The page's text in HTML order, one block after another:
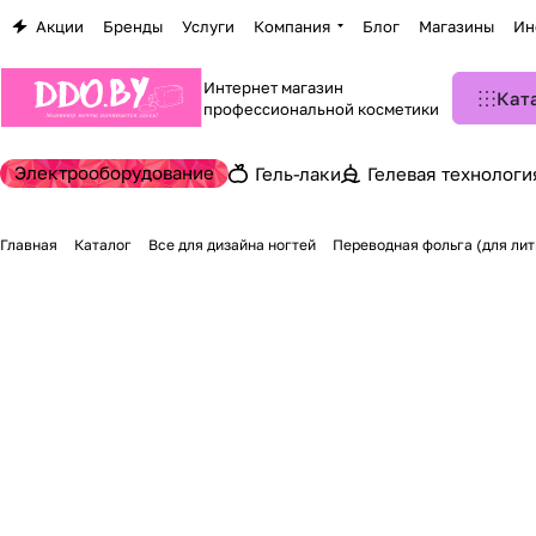
Акции Бренды Услуги Компания Блог Магазины
Интернет магазин
профессиональной косметики
Электрооборудование Гель-лаки Гелевая
Главная Каталог Все для дизайна ногтей Переводная фольга (для